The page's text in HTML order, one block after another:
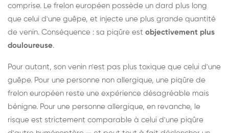
comprise. Le frelon européen possède un dard plus long
que celui d'une guêpe, et injecte une plus grande quantité
de venin. Conséquence : sa piqûre est objectivement plus
douloureuse.
Pour autant, son venin n'est pas plus toxique que celui d'une
guêpe. Pour une personne non allergique, une piqûre de
frelon européen reste une expérience désagréable mais
bénigne. Pour une personne allergique, en revanche, le
risque est strictement comparable à celui d'une piqûre